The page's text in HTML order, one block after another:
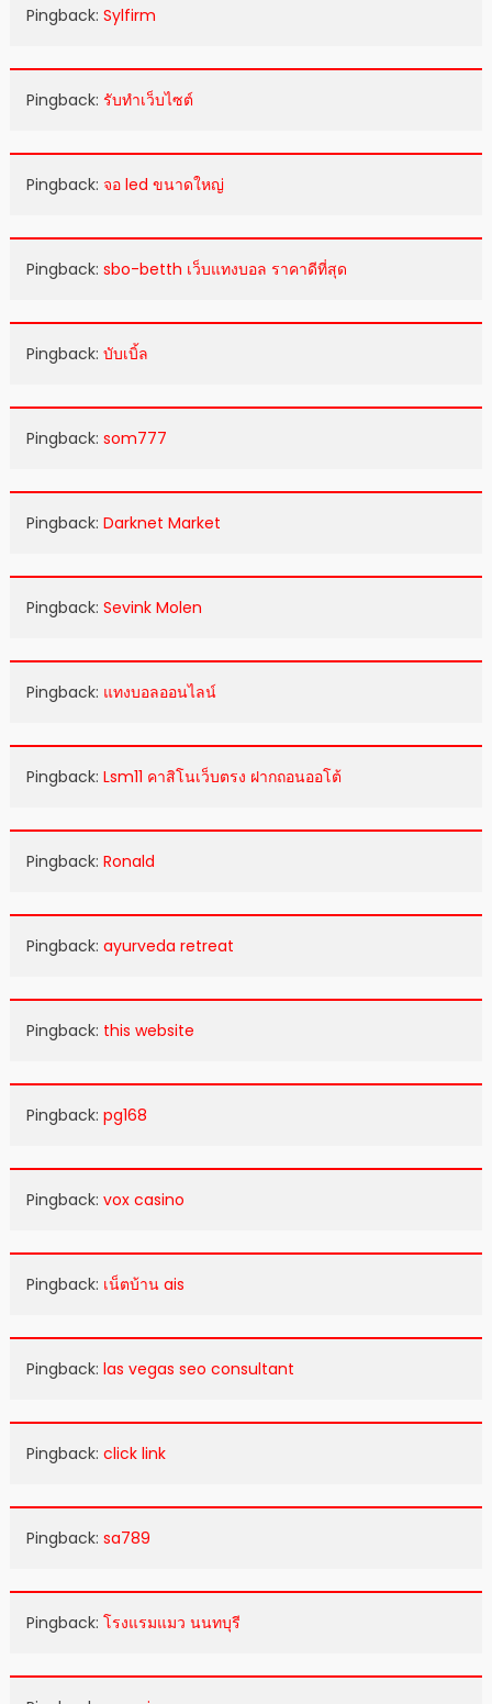
Pingback: Sylfirm
Pingback: รับทำเว็บไซต์
Pingback: จอ led ขนาดใหญ่
Pingback: sbo-betth เว็บแทงบอล ราคาดีที่สุด
Pingback: บับเบิ้ล
Pingback: som777
Pingback: Darknet Market
Pingback: Sevink Molen
Pingback: แทงบอลออนไลน์
Pingback: Lsm11 คาสิโนเว็บตรง ฝากถอนออโต้
Pingback: Ronald
Pingback: ayurveda retreat
Pingback: this website
Pingback: pg168
Pingback: vox casino
Pingback: เน็ตบ้าน ais
Pingback: las vegas seo consultant
Pingback: click link
Pingback: sa789
Pingback: โรงแรมแมว นนทบุรี